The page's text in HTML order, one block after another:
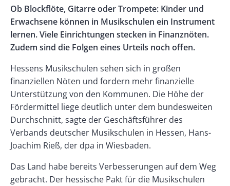
Left
Rectangle
Right
Body
Ob Blockflöte, Gitarre oder Trompete: Kinder und
Erwachsene können in Musikschulen ein Instrument
lernen. Viele Einrichtungen stecken in Finanznöten.
Zudem sind die Folgen eines Urteils noch offen.
Hessens Musikschulen sehen sich in großen
finanziellen Nöten und fordern mehr finanzielle
Unterstützung von den Kommunen. Die Höhe der
Fördermittel liege deutlich unter dem bundesweiten
Durchschnitt, sagte der Geschäftsführer des
Verbands deutscher Musikschulen in Hessen, Hans-
Joachim Rieß, der dpa in Wiesbaden.
Das Land habe bereits Verbesserungen auf dem Weg
gebracht. Der hessische Pakt für die Musikschulen